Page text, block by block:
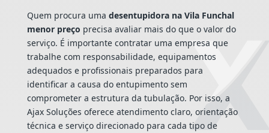
Quem procura uma desentupidora na Vila Funchal
menor preço precisa avaliar mais do que o valor do
serviço. É importante contratar uma empresa que
trabalhe com responsabilidade, equipamentos
adequados e profissionais preparados para
identificar a causa do entupimento sem
comprometer a estrutura da tubulação. Por isso, a
Ajax Soluções oferece atendimento claro, orientação
técnica e serviço direcionado para cada tipo de